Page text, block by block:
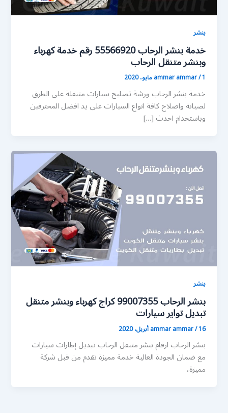
بنشر
خدمة بنشر الرحاب 55566920 رقم خدمة كهرباء
وبنشر متنقل الرحاب
ammar ammar/1 مايو، 2020
خدمة بنشر الرحاب ورشة تصليح سيارات متنقلة على الطرق
لصيانة واصلاح كافة انواع السيارات على يد افضل المحترفين
وباستخدام احدث […]
بنشر
بنشر الرحاب 99007355 كراج كهرباء وبنشر متنقل
تبديل تواير سيارات
ammar ammar/16 أبريل، 2020
بنشر الرحاب ارقام بنشر متنقل الرحاب تبديل إطارات سيارات
مع ضمان الجودة العالية خدمة مميزة تقدم من قبل شركة
مميزة،